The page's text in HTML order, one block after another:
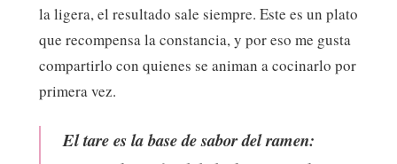
la ligera, el resultado sale siempre. Este es un plato
que recompensa la constancia, y por eso me gusta
compartirlo con quienes se animan a cocinarlo por
primera vez.
Eltarees labase de sabordel ramen: